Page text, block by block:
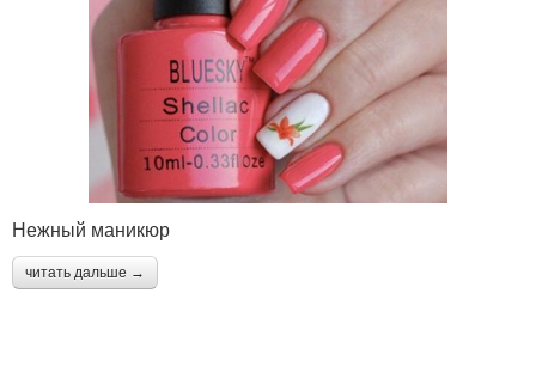
Нежный маникюр
читать дальше →